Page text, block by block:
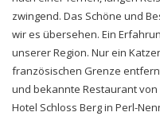
zwingend. Das Schöne und
wir es übersehen. Ein
unserer Region. Nur ein
französischen Grenze
und bekannte Restaurant von
Hotel Schloss Berg in Perl-